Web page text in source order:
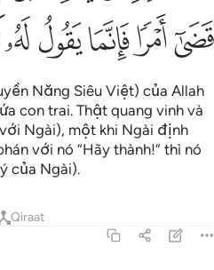
ﲵﲶﲷﲸﲹ
Năng Siêu Việt) của Allah
con trai. Thật quang vinh và
Ngài), một khi Ngài định
với nó “Hãy thành!” thì nó
của Ngài).
Qiraat